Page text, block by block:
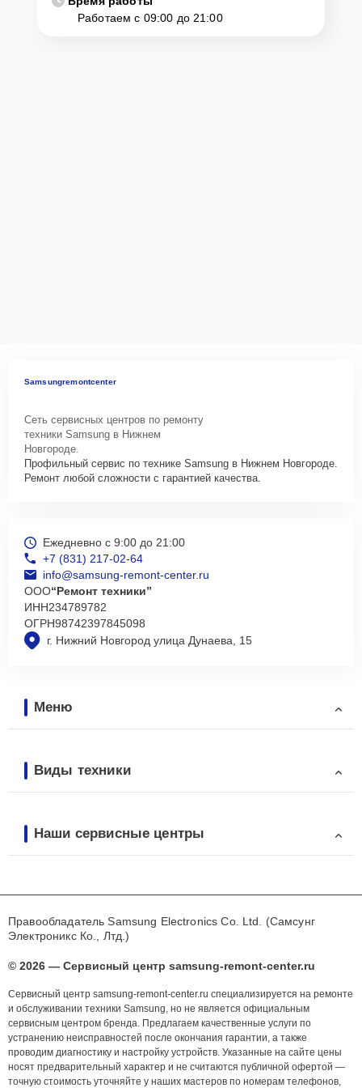
Работаем с 09:00 до 21:00
Samsungremontcenter
Сеть сервисных центров по ремонту
техники Samsung в Нижнем
Новгороде.
Профильный сервис по технике Samsung в Нижнем Новгороде.
Ремонт любой сложности с гарантией качества.
г. Нижний Новгород улица Дунаева, 15
Ежедневно с 9:00 до 21:00
+7 (831) 217-02-64
info@samsung-remont-center.ru
ООО“Ремонт техники”
ИНН234789782
ОГРН98742397845098
Меню
Виды техники
Наши сервисные центры
Правообладатель Samsung Electronics Co. Ltd. (Самсунг
Электроникс Ко., Лтд.)
© 2026 — Сервисный центр samsung-remont-center.ru
Сервисный центр samsung-remont-center.ru специализируется на ремонте
и обслуживании техники Samsung, но не является официальным
сервисным центром бренда. Предлагаем качественные услуги по
устранению неисправностей после окончания гарантии, а также
проводим диагностику и настройку устройств. Указанные на сайте цены
носят предварительный характер и не считаются публичной офертой —
точную стоимость уточняйте у наших мастеров по номерам телефонов,